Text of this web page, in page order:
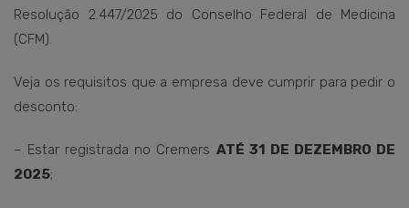
Resolução 2.447/2025 do Conselho Federal de Medicina
(CFM).
Veja os requisitos que a empresa deve cumprir para pedir o
desconto:
– Estar registrada no Cremers ATÉ 31 DE DEZEMBRO DE
2025;